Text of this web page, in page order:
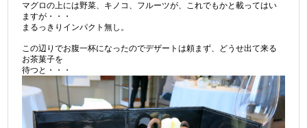
マグロの上には野菜、キノコ、フルーツが、これでもかと載ってはい
ますが・・・
まるっきりインパクト無し。
この辺りでお腹一杯になったのでデザートは頼まず、どうせ出て来る
お茶菓子を
待つと・・・